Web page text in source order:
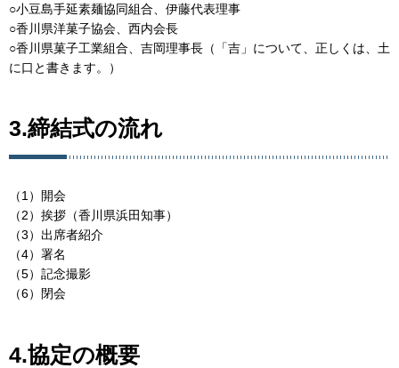
○小豆島手延素麺協同組合、伊藤代表理事
○香川県洋菓子協会、西内会長
○香川県菓子工業組合、吉岡理事長（「吉」について、正しくは、土
に口と書きます。）
3.締結式の流れ
（1）開会
（2）挨拶（香川県浜田知事）
（3）出席者紹介
（4）署名
（5）記念撮影
（6）閉会
4.協定の概要